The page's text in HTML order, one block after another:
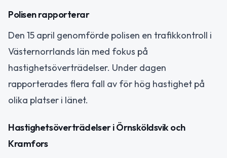
Polisen rapporterar
Den 15 april genomförde polisen en trafikkontroll i
Västernorrlands län med fokus på
hastighetsöverträdelser. Under dagen
rapporterades flera fall av för hög hastighet på
olika platser i länet.
Hastighetsöverträdelser i Örnsköldsvik och
Kramfors